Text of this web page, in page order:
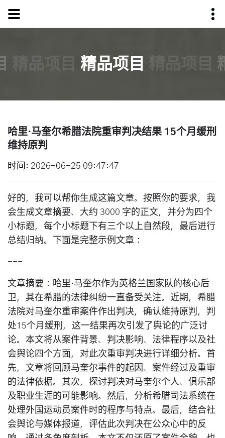
精品项目
哈里·马奎尔希腊法院重审判决结果 15个月缓刑
维持原判
时间 2026-06-25 09:47:47
好的，我可以帮你生成这篇文章。按照你的要求，我
会生成文章摘要、大约 3000 字的正文，并分为四个
小标题，每个小标题下有三个以上自然段，最后进行
总结归纳。下面是完整示例文章：
---
文章摘要：哈里·马奎尔作为英格兰国家队的核心后
卫，其在希腊的法律纠纷一直备受关注。近期，希腊
法院对马奎尔重审案件作出判决，确认维持原判，判
处15个月缓刑，这一结果再次引发了舆论的广泛讨
论。本文将从案件背景、判决影响、法律程序以及社
会舆论四个方面，对此次重审判决进行详细分析。首
先，文章将回顾马奎尔事件的起因、案件经过及重审
的法律依据。其次，探讨判决对马奎尔个人、俱乐部
及职业生涯的可能影响。然后，分析希腊司法系统在
处理外国运动员案件时的程序与特点。最后，结合社
会舆论与媒体报道，评估此次判决在公众心中的反